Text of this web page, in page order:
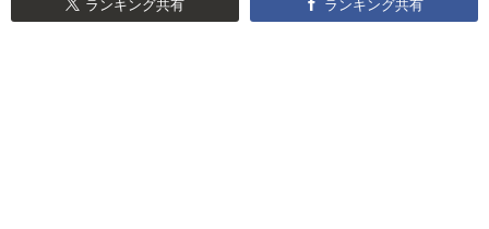
ランキング共有 ランキング共有